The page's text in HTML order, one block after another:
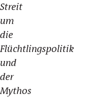
Streit
um
die
Flüchtlingspolitik
und
der
Mythos